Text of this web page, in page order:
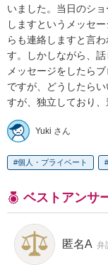
いました。当日のシ
しますというメッセ
らも連絡しますと言
す。しかしながら、
メッセージをしたら
ですが、どうしたら
すが、独立しており、
Yuki さん
個人・プライベート
ベストアンサ
匿名A 弁